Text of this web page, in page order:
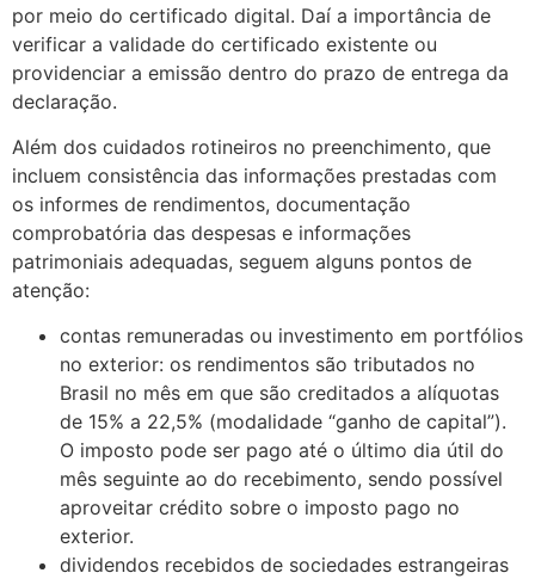
por meio do certificado digital. Daí a importância de
verificar a validade do certificado existente ou
providenciar a emissão dentro do prazo de entrega da
declaração.
Além dos cuidados rotineiros no preenchimento, que
incluem consistência das informações prestadas com
os informes de rendimentos, documentação
comprobatória das despesas e informações
patrimoniais adequadas, seguem alguns pontos de
atenção:
contas remuneradas ou investimento em portfólios
no exterior: os rendimentos são tributados no
Brasil no mês em que são creditados a alíquotas
de 15% a 22,5% (modalidade “ganho de capital”).
O imposto pode ser pago até o último dia útil do
mês seguinte ao do recebimento, sendo possível
aproveitar crédito sobre o imposto pago no
exterior.
dividendos recebidos de sociedades estrangeiras